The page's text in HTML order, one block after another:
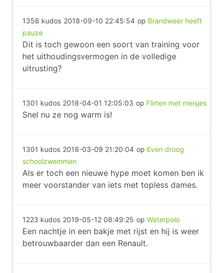
1358 kudos 2018-09-10 22:45:54 op Brandweer heeft
pauze
Dit is toch gewoon een soort van training voor
het uithoudingsvermogen in de volledige
uitrusting?
1301 kudos 2018-04-01 12:05:03 op Flirten met meisjes
Snel nu ze nog warm is!
1301 kudos 2018-03-09 21:20:04 op Even droog
schoolzwemmen
Als er toch een nieuwe hype moet komen ben ik
meer voorstander van iets met topless dames.
1223 kudos 2019-05-12 08:49:25 op Waterpolo
Een nachtje in een bakje met rijst en hij is weer
betrouwbaarder dan een Renault.